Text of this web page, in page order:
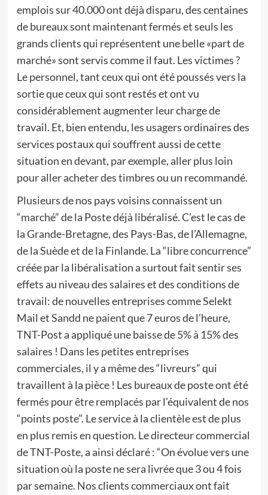
emplois sur 40.000 ont déjà disparu, des centaines
de bureaux sont maintenant fermés et seuls les
grands clients qui représentent une belle «part de
marché» sont servis comme il faut. Les victimes ?
Le personnel, tant ceux qui ont été poussés vers la
sortie que ceux qui sont restés et ont vu
considérablement augmenter leur charge de
travail. Et, bien entendu, les usagers ordinaires des
services postaux qui souffrent aussi de cette
situation en devant, par exemple, aller plus loin
pour aller acheter des timbres ou un recommandé.
Plusieurs de nos pays voisins connaissent un
“marché” de la Poste déjà libéralisé. C’est le cas de
la Grande-Bretagne, des Pays-Bas, de l’Allemagne,
de la Suède et de la Finlande. La “libre concurrence”
créée par la libéralisation a surtout fait sentir ses
effets au niveau des salaires et des conditions de
travail: de nouvelles entreprises comme Selekt
Mail et Sandd ne paient que 7 euros de l’heure,
TNT-Post a appliqué une baisse de 5% à 15% des
salaires ! Dans les petites entreprises
commerciales, il y a même des “livreurs” qui
travaillent à la pièce ! Les bureaux de poste ont été
fermés pour être remplacés par l’équivalent de nos
“points poste”. Le service à la clientèle est de plus
en plus remis en question. Le directeur commercial
de TNT-Poste, a ainsi déclaré : “On évolue vers une
situation où la poste ne sera livrée que 3 ou 4 fois
par semaine. Nos clients commerciaux ont fait